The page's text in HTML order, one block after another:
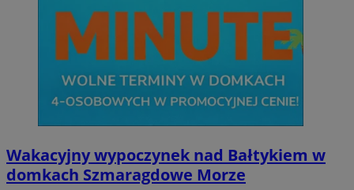
Wakacyjny wypoczynek nad Bałtykiem w
domkach Szmaragdowe Morze
Niesklasyfikowane
Niezbędne pliki cookie umożliwiają korzystanie z podstawowych
takich jak logowanie użytkownika i zarządzanie kontem. Bez